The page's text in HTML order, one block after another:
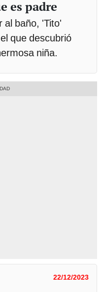
es padre
al baño, 'Tito'
que descubrió
niña.
22/12/2023